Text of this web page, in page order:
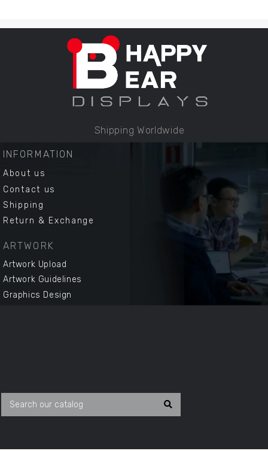
Shipping Worldwide
INFORMATION
About us
Contact us
Shipping
Return & Exchange
ARTWORK
Artwork Upload
Artwork Guidelines
Graphics Design